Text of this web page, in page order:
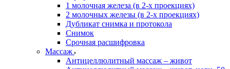
1 молочная железа (в 2-х проекциях)
2 молочных железы (в 2-х проекциях)
Дубликат снимка и протокола
Снимок
Срочная расшифровка
Массаж
Антицеллюлитный массаж – живот